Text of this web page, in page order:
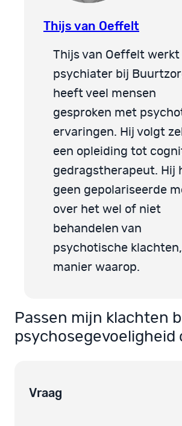
Thijs van Oeffelt
Thijs van Oeffelt werkt
psychiater bij
heeft veel mensen
gesproken met
ervaringen. Hij volgt
een opleiding tot
gedragstherapeut. Hij
geen gepolariseerde
over het wel of niet
behandelen van
psychotische
manier waarop.
Passen mijn klachten
psychosegevoeligheid
Vraag